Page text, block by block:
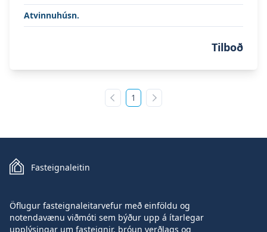
Atvinnuhúsn.
Tilboð
Fyrri síða
1 Næsta síða
Fasteignaleitin
Öflugur fasteignaleitarvefur með einföldu og
notendavænu viðmóti sem býður upp á ítarlegar
upplýsingar um fasteignir, þróun verðlags og